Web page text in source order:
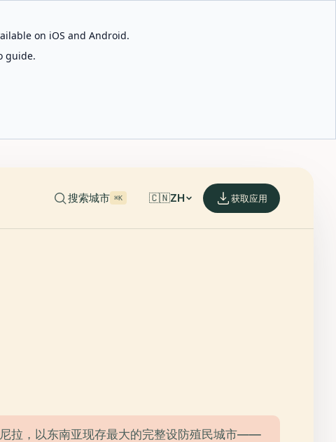
on iOS and Android.
guide.
搜索城市 ⌘K 🇨🇳ZH 获取应用
拉，以东南亚现存最大的完整设防殖民城市——